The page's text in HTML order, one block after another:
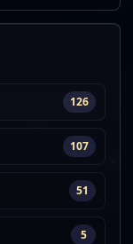
126
107
51
5